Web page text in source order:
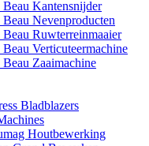
Beau Kantensnijder
Beau Nevenproducten
Beau Ruwterreinmaaier
Beau Verticuteermachine
Beau Zaaimachine
Bladblazers
Houtbewerking